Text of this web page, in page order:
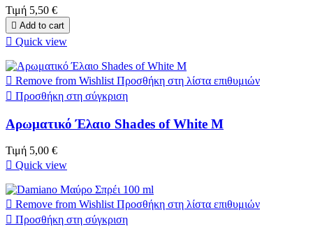
Τιμή 5,50 €
 Add to cart
 Quick view
 Remove from Wishlist Προσθήκη στη λίστα επιθυμιών
 Προσθήκη στη σύγκριση
Αρωματικό Έλαιο Shades of White M
Τιμή 5,00 €
 Quick view
 Remove from Wishlist Προσθήκη στη λίστα επιθυμιών
 Προσθήκη στη σύγκριση